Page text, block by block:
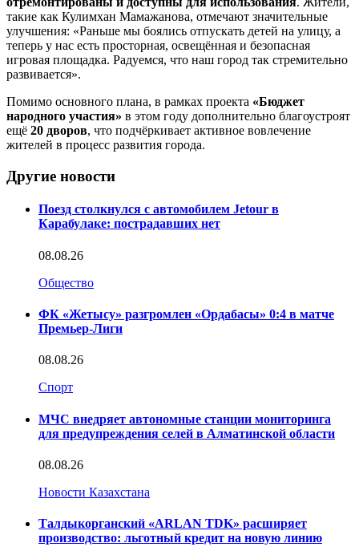
такие как Кулимхан Мамажанова, отмечают значительные
улучшения: «Раньше мы боялись отпускать детей на улицу, а
теперь у нас есть просторная, освещённая и безопасная
игровая площадка. Радуемся, что наш город так стремительно
развивается».
Помимо основного плана, в рамках проекта «Бюджет
народного участия» в этом году дополнительно благоустроят
ещё 20 дворов, что подчёркивает активное вовлечение
жителей в процесс развития города.
Другие новости
Поезд столкнулся с автомобилем Jetour в
Карабулаке: пострадавших нет
08.08.26
Общество
ФК «Жетысу» разгромлен «Ордабасы» 0:4 в матче
Премьер-Лиги
08.08.26
Спорт
МЧС внедряет автономные станции мониторинга
для предупреждения селей в Алматинской области
08.08.26
Новости Казахстана
Талдыкорганский «ARLAN TDK» расширяет
производство: льготный кредит на новую линию